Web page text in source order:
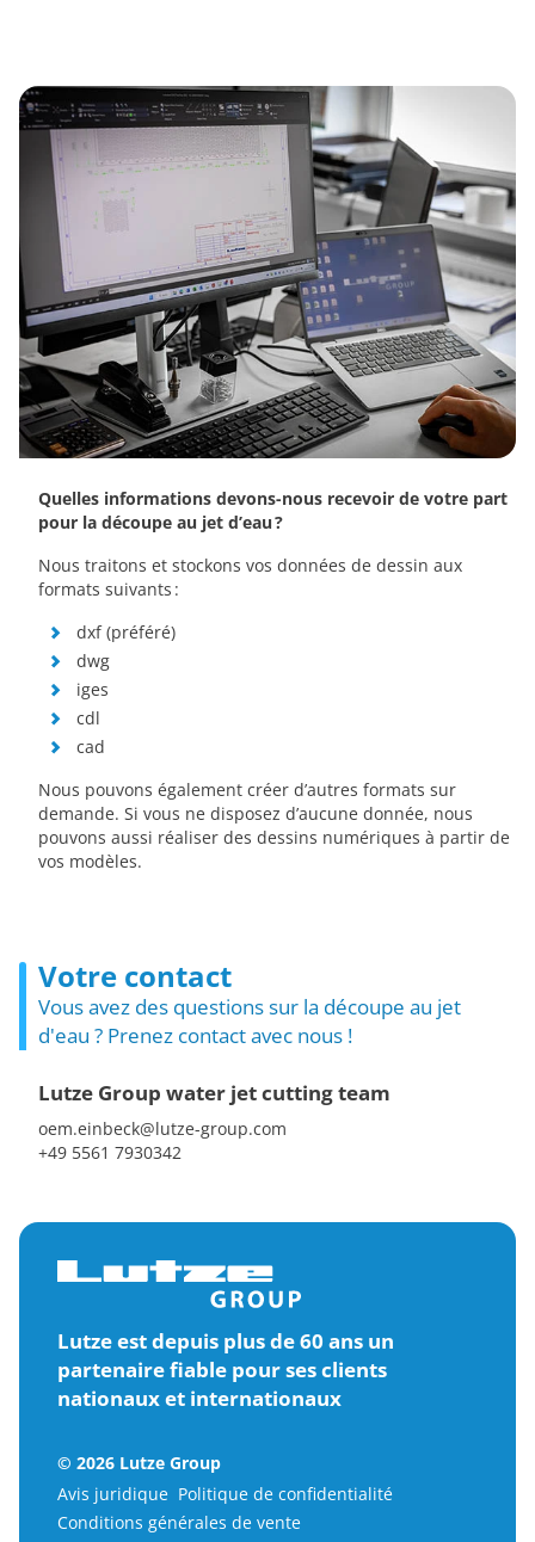
Quelles informations devons-nous recevoir de votre part
pour la découpe au jet d’eau ?
Nous traitons et stockons vos données de dessin aux
formats suivants :
dxf (préféré)
dwg
iges
cdl
cad
Nous pouvons également créer d’autres formats sur
demande. Si vous ne disposez d’aucune donnée, nous
pouvons aussi réaliser des dessins numériques à partir de
vos modèles.
Votre contact
Vous avez des questions sur la découpe au jet
d'eau ? Prenez contact avec nous !
Lutze Group water jet cutting team
oem.einbeck@lutze-group.com
+49 5561 7930342
Lutze est depuis plus de 60 ans un
partenaire fiable pour ses clients
nationaux et internationaux
© 2026 Lutze Group
Avis juridique Politique de confidentialité
Conditions générales de vente